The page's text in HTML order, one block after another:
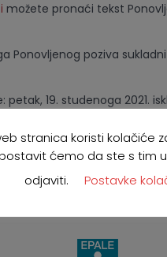
možete pronaći tekst
Ponovljenog poziva
petak, 19. studenoga 2021.
izvan roka neće se
stranica koristi kolačiće
ćemo da ste s tim
odjaviti.
Postavke